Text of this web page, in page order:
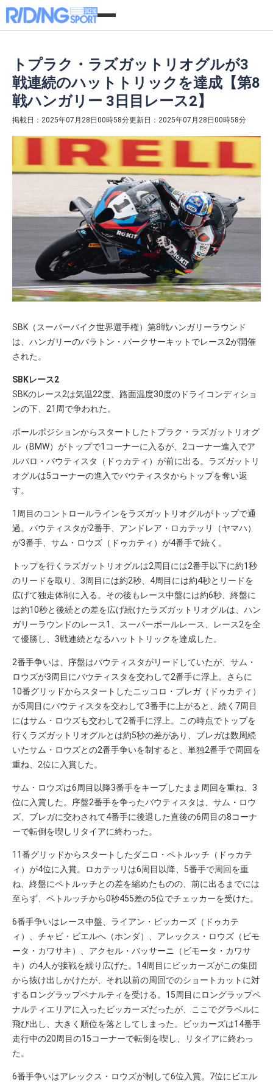
トプラク・ラズガットリオグルが3
戦連続のハットトリックを達成【第8
戦ハンガリー 3日目レース2】
掲載日：2025年07月28日00時58分更新日：2025年07月28日00時58分
SBK（スーパーバイク世界選手権）第8戦ハンガリーラウンド
は、ハンガリーのバラトン・パークサーキットでレース2が開催
された。
SBKレース2
SBKのレース2は気温22度、路面温度30度のドライコンディショ
ンの下、21周で争われた。
ポールポジションからスタートしたトプラク・ラズガットリオグ
ル（BMW）がトップで1コーナーに入るが、2コーナー進入でア
ルバロ・バウティスタ（ドゥカティ）が前に出る。ラズガットリ
オグルは5コーナーの進入でバウティスタからトップを奪い返
す。
1周目のコントロールラインをラズガットリオグルがトップで通
過。バウティスタが2番手、アンドレア・ロカテッリ（ヤマハ）
が3番手、サム・ロウズ（ドゥカティ）が4番手で続く。
トップを行くラズガットリオグルは2周目には2番手以下に約1秒
のリードを取り、3周目には約2秒、4周目には約4秒とリードを
広げて独走体制に入る。その後もレース中盤には約6秒、終盤に
は約10秒と後続との差を広げ続けたラズガットリオグルは、ハン
ガリーラウンドのレース1、スーパーポールレース、レース2を全
て優勝し、3戦連続となるハットトリックを達成した。
2番手争いは、序盤はバウティスタがリードしていたが、サム・
ロウズが3周目にバウティスタを交わして2番手に浮上。さらに
10番グリッドからスタートしたニッコロ・ブレガ（ドゥカティ）
が5周目にバウティスタを交わして3番手に上がると、続く7周目
にはサム・ロウズも交わして2番手に浮上。この時点でトップを
行くラズガットリオグルとは約5秒の差があり、ブレガは数周続
いたサム・ロウズとの2番手争いを制すると、単独2番手で周回を
重ね、2位に入賞した。
サム・ロウズは6周目以降3番手をキープしたまま周回を重ね、3
位に入賞した。序盤2番手を争ったバウティスタは、サム・ロウ
ズ、ブレガに交わされて4番手に後退した直後の6周目の8コーナ
ーで転倒を喫しリタイアに終わった。
11番グリッドからスタートしたダニロ・ペトルッチ（ドゥカテ
ィ）が4位に入賞。ロカテッリは6周目以降、5番手で周回を重
ね、終盤にペトルッチとの差を縮めたものの、前に出るまでには
至らず、ペトルッチから0秒455差の5位でチェッカーを受けた。
6番手争いはレース中盤、ライアン・ビッカーズ（ドゥカテ
ィ）、チャビ・ビエルへ（ホンダ）、アレックス・ロウズ（ビモ
ータ・カワサキ）、アクセル・バッサーニ（ビモータ・カワサ
キ）の4人が接戦を繰り広げた。14周目にビッカーズがこの集団
から抜け出しかけたが、それ以前の周回でのショートカットに対
するロングラップペナルティを受ける。15周目にロングラップペ
ナルティエリアに入ったビッカーズだったが、ここでグラベルに
飛び出し、大きく順位を落としてしまった。ビッカーズは14番手
走行中の20周目の15コーナーで転倒を喫し、リタイアに終わっ
た。
6番手争いはアレックス・ロウズが制して6位入賞。7位にビエル